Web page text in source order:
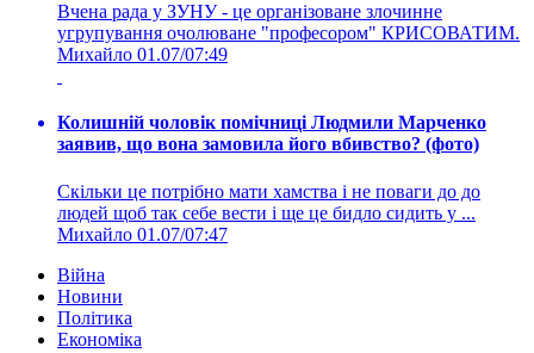
Вчена рада у ЗУНУ - це організоване злочинне
угрупування очолюване "професором" КРИСОВАТИМ.
Михайло 01.07/07:49
Колишній чоловік помічниці Людмили Марченко
заявив, що вона замовила його вбивство? (фото)
Скільки це потрібно мати хамства і не поваги до до
людей щоб так себе вести і ще це бидло сидить у ...
Михайло 01.07/07:47
Війна
Новини
Політика
Економіка